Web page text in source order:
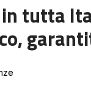
tutta